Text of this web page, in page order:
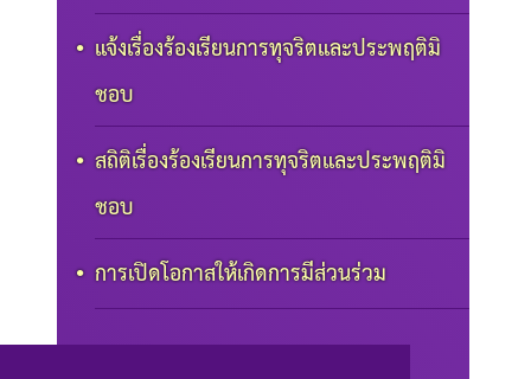
แจ้งเรื่องร้องเรียนการทุจริตและประพฤติมิ
ชอบ
สถิติเรื่องร้องเรียนการทุจริตและประพฤติมิ
ชอบ
การเปิดโอกาสให้เกิดการมีส่วนร่วม